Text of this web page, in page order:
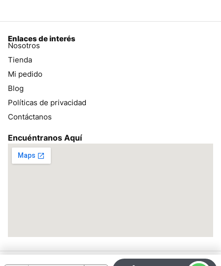
Enlaces de interés
Nosotros
Tienda
Mi pedido
Blog
Políticas de privacidad
Contáctanos
Encuéntranos Aquí